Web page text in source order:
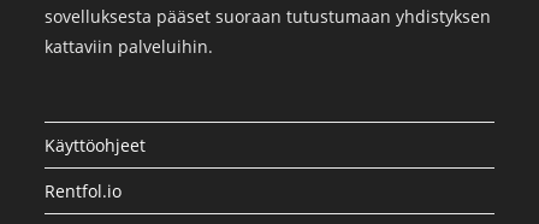
sovelluksesta pääset suoraan tutustumaan yhdistyksen
kattaviin palveluihin.
Käyttöohjeet
Rentfol.io